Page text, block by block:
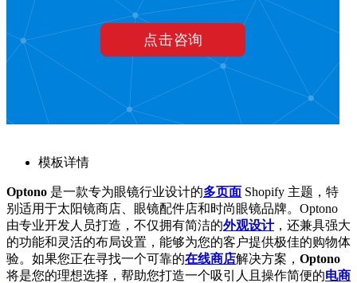
模板详情
Optono 是一款专为眼镜行业设计的多页面 Shopify 主题，特
别适用于太阳镜商店、眼镜配件店和时尚眼镜品牌。Optono
由专业开发人员打造，不仅拥有简洁的外观设计，还兼具强大
的功能和灵活的布局设置，能够为您的客户提供极佳的购物体
验。如果您正在寻找一个可靠的在线商店解决方案， Optono
将是您的理想选择，帮助您打造一个吸引人且操作简便的电商